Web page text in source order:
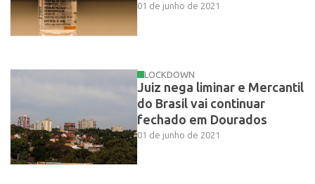
01 de junho de 2021
LOCKDOWN
Juiz nega liminar e Mercantil
do Brasil vai continuar
fechado em Dourados
01 de junho de 2021